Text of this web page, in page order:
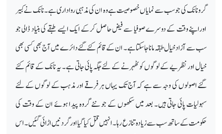
گرونانک کی جو سب سے نمایاں خصوصیت ہے وہ ان کی مذہبی رواداری ہے۔ نانک نے کبیر
اوراپنے وقت کے دوسرے صوفیا سے فیض حاصل کرکے ایک ایسے طبقے کی بنیاد ڈالی جو
سب سے آزاد خیال طبقہ مانا جاسکتا ہے۔ ان کے قائم کئے گئے دائرے میں آج بھی کسی بھی
خیال اور نظریے کے لوگوں کو ٹھہرنے کے لئے جگہ پائی جاتی ہے۔ یہ نانک کے قائم کئے
گئے اصولوں کی وجہ سے ہے کہ آج تک یہاں ہر فرقے اور مذہب کے لوگوں کے لئے
سہولیات پائی جاتی ہیں۔ بعد میں سکھوں کے جو نئے گروہ پیدا ہوئے ان کے وقت کی
حکومت کے ساتھ سب سے زیادہ تنازع رہا۔ انہیں قتل کیا گیا اور گردنیں اڑائی گئیں۔ اس